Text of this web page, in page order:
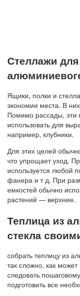
Стеллажи
Ящики, полки и
экономии места. В
Помимо рассады, эти
использовать для
например, клубники.
Для этих целей
что упрощает уход.
используется любой
фанера и т д. При
емкостей обычно
растений — верхние.
Теплица из
стекла
собрать теплицу из
так сложно, как может
следовать
подготовить все